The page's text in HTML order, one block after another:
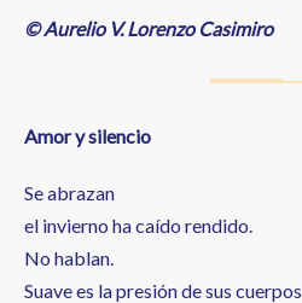
© Aurelio V. Lorenzo Casimiro
Amor y silencio
Se abrazan
el invierno ha caído rendido.
No hablan.
Suave es la presión de sus cuerpos